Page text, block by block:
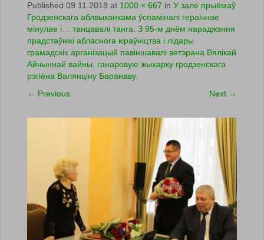
Published 09.11.2018 at 1000 × 667 in У зале прыёмаў
Гродзенскага аблвыканкама ўспаміналі гераічнае
мінулае і… танцавалі танга. З 95-м днём нараджэння
прадстаўнікі абласнога кіраўніцтва і лідары
грамадскіх арганізацый павіншавалі ветэрана Вялікай
Айчыннай вайны, ганаровую жыхарку гродзенскага
рэгіёна Валянціну Баранаву.
← Previous Next →